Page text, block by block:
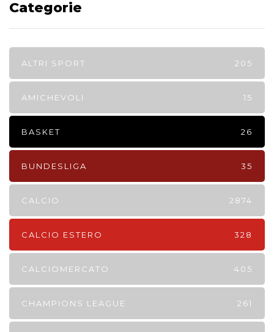
Categorie
ALTRI SPORT 205
AMICHEVOLI 15
BASKET 26
BUNDESLIGA 35
CALCIO 2874
CALCIO ESTERO 328
CALCIOMERCATO 405
CHAMPIONS LEAGUE 261